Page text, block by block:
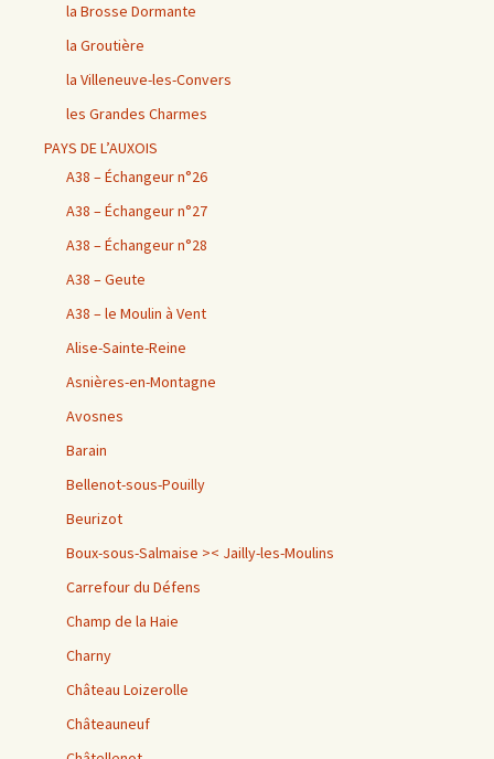
la Brosse Dormante
la Groutière
la Villeneuve-les-Convers
les Grandes Charmes
PAYS DE L’AUXOIS
A38 – Échangeur n°26
A38 – Échangeur n°27
A38 – Échangeur n°28
A38 – Geute
A38 – le Moulin à Vent
Alise-Sainte-Reine
Asnières-en-Montagne
Avosnes
Barain
Bellenot-sous-Pouilly
Beurizot
Boux-sous-Salmaise >< Jailly-les-Moulins
Carrefour du Défens
Champ de la Haie
Charny
Château Loizerolle
Châteauneuf